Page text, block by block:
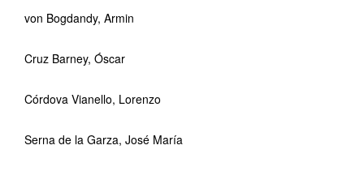
von Bogdandy, Armin
Cruz Barney, Óscar
Córdova Vianello, Lorenzo
Serna de la Garza, José María